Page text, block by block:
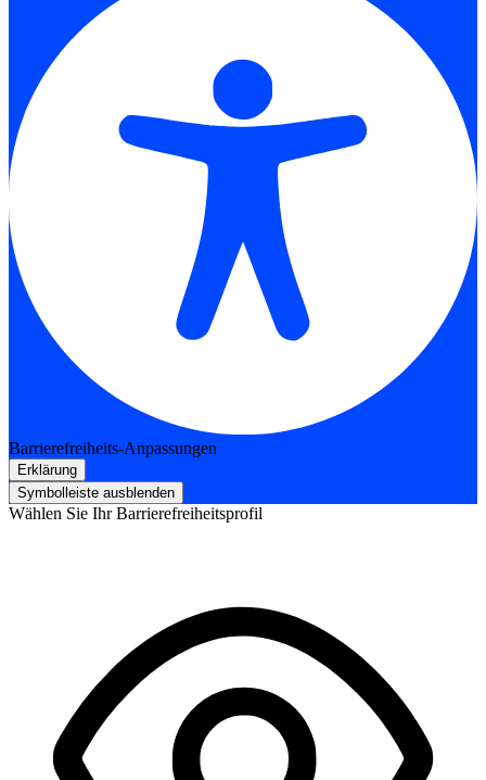
Barrierefreiheits-Anpassungen
Erklärung
Symbolleiste ausblenden
Wählen Sie Ihr Barrierefreiheitsprofil